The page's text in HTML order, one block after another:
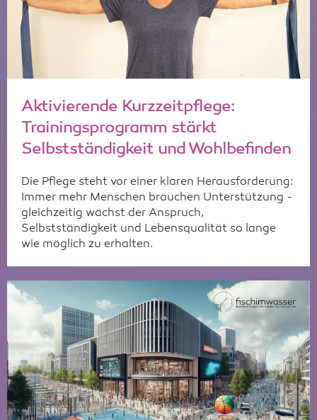
Aktivierende Kurzzeitpflege:
Trainingsprogramm stärkt
Selbstständigkeit und Wohlbefinden
Die Pflege steht vor einer klaren Herausforderung:
Immer mehr Menschen brauchen Unterstützung -
gleichzeitig wächst der Anspruch,
Selbstständigkeit und Lebensqualität so lange
wie möglich zu erhalten.